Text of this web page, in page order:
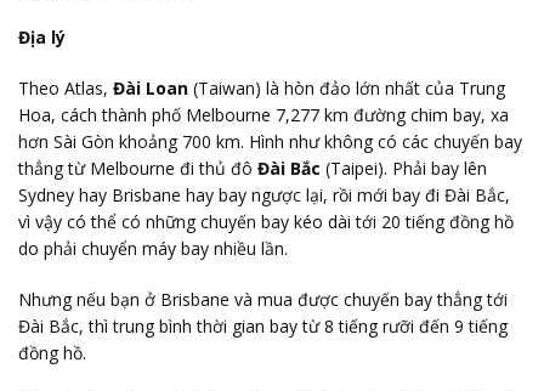
Địa lý
Theo Atlas, Đài Loan (Taiwan) là hòn đảo lớn nhất của Trung
Hoa, cách thành phố Melbourne 7,277 km đường chim bay, xa
hơn Sài Gòn khoảng 700 km. Hình như không có các chuyến bay
thẳng từ Melbourne đi thủ đô Đài Bắc (Taipei). Phải bay lên
Sydney hay Brisbane hay bay ngược lại, rồi mới bay đi Đài Bắc,
vì vậy có thể có những chuyến bay kéo dài tới 20 tiếng đồng hồ
do phải chuyển máy bay nhiều lần.
Nhưng nếu bạn ở Brisbane và mua được chuyến bay thẳng tới
Đài Bắc, thì trung bình thời gian bay từ 8 tiếng rưỡi đến 9 tiếng
đồng hồ.